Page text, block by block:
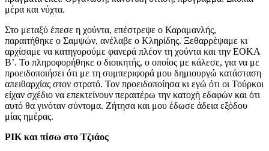
μέρα και νύχτα.
Στο μεταξύ έπεσε η χούντα, επέστρεψε ο Καραμανλής,
παραιτήθηκε ο Σαμψών, ανέλαβε ο Κληρίδης. Ξεθαρρέψαμε κι
αρχίσαμε να κατηγορούμε φανερά πλέον τη χούντα και την ΕΟΚΑ
Β’. Το πληροφορήθηκε ο διοικητής, ο οποίος με κάλεσε, για να με
προειδοποιήσει ότι με τη συμπεριφορά μου δημιουργώ κατάσταση
απειθαρχίας στον στρατό. Τον προειδοποίησα κι εγώ ότι οι Τούρκοι
είχαν σχέδιο να επεκτείνουν περαιτέρω την κατοχή εδαφών και ότι
αυτό θα γινόταν σύντομα. Ζήτησα και μου έδωσε άδεια εξόδου
μίας ημέρας.
ΡΙΚ και πίσω στο Τζιάος